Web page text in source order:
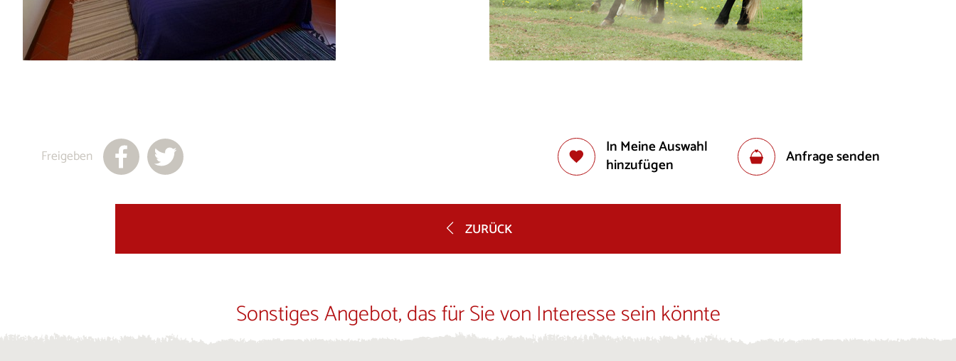
In Meine Auswahl
hinzufügen
Anfrage senden
Freigeben
ZURÜCK
Sonstiges Angebot, das für Sie von Interesse sein könnte